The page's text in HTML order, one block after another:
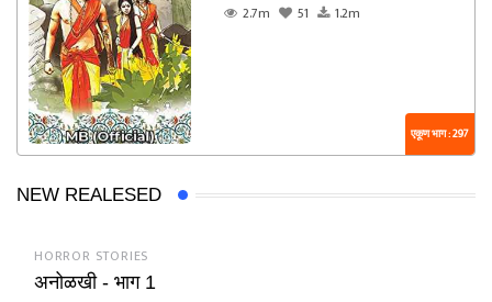
2.7m
51 1.2m
एकूण भाग : 297
NEW REALESED
HORROR STORIES
अनोळखी - भाग 1